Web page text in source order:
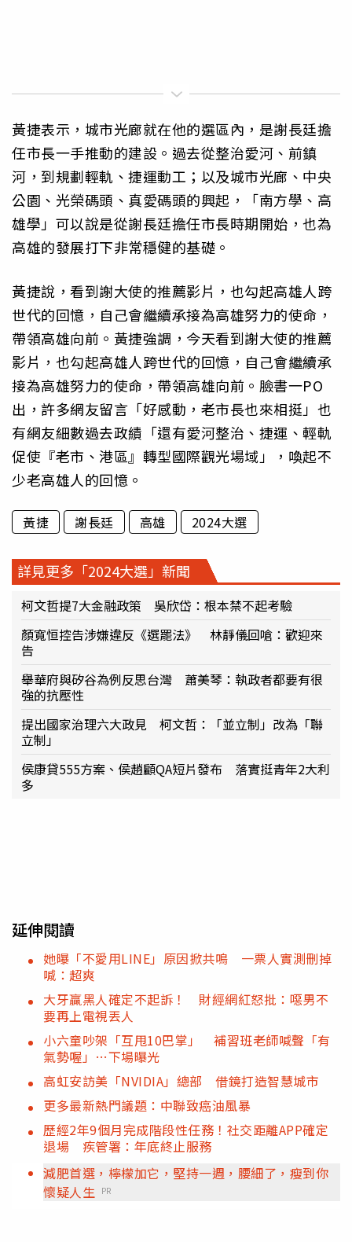
黃捷表示，城市光廊就在他的選區內，是謝長廷擔
任市長一手推動的建設。過去從整治愛河、前鎮
河，到規劃輕軌、捷運動工；以及城市光廊、中央
公園、光榮碼頭、真愛碼頭的興起，「南方學、高
雄學」可以說是從謝長廷擔任市長時期開始，也為
高雄的發展打下非常穩健的基礎。
黃捷說，看到謝大使的推薦影片，也勾起高雄人跨
世代的回憶，自己會繼續承接為高雄努力的使命，
帶領高雄向前。黃捷強調，今天看到謝大使的推薦
影片，也勾起高雄人跨世代的回憶，自己會繼續承
接為高雄努力的使命，帶領高雄向前。臉書一PO
出，許多網友留言「好感動，老市長也來相挺」也
有網友細數過去政績「還有愛河整治、捷運、輕軌
促使『老市、港區』轉型國際觀光場域」，喚起不
少老高雄人的回憶。
黃捷 謝長廷 高雄 2024大選
詳見更多「2024大選」新聞
柯文哲提7大金融政策 吳欣岱：根本禁不起考驗
顏寬恒控告涉嫌違反《選罷法》 林靜儀回嗆：歡迎來
告
舉華府與矽谷為例反思台灣 蕭美琴：執政者都要有很
強的抗壓性
提出國家治理六大政見 柯文哲：「並立制」改為「聯
立制」
侯康貸555方案、侯趙顧QA短片發布 落實挺青年2大利
多
延伸閱讀
她曝「不愛用LINE」原因掀共鳴 一票人實測刪掉
喊：超爽
大牙贏黑人確定不起訴！ 財經網紅怒批：噁男不
要再上電視丟人
小六童吵架「互甩10巴掌」 補習班老師喊聲「有
氣勢喔」…下場曝光
高虹安訪美「NVIDIA」總部 借鏡打造智慧城市
更多最新熱門議題：中聯致癌油風暴
歷經2年9個月完成階段性任務！社交距離APP確定
退場 疾管署：年底終止服務
減肥首選，檸檬加它，堅持一週，腰細了，瘦到你
懷疑人生
PR